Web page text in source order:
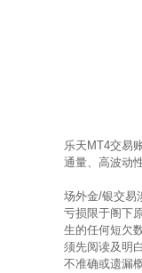
乐天MT4交易
通量、高波动
场外金/银交易
亏损限于阁下
生的任何短欠
须先阅读及明
不准确或遗漏